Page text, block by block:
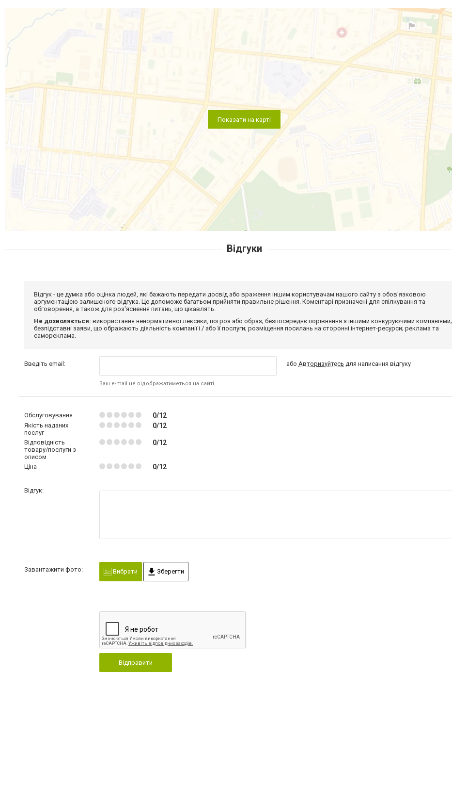
Показати на карті
Відгуки
Відгук - це думка або оцінка людей, які бажають передати досвід або враження іншим користувачам нашого сайту з обов'язковою
аргументацією залишеного відгука. Це допоможе багатьом прийняти правильне рішення. Коментарі призначені для спілкування та
обговорення, а також для роз'яснення питань, що цікавлять.
Не дозволяється: використання ненормативної лексики, погроз або образ; безпосереднє порівняння з іншими конкуруючими компаніями;
безпідставні заяви, що ображають діяльність компанії і / або її послуги; розміщення посилань на сторонні інтернет-ресурси; реклама та
самореклама.
Введіть email:
Ваш e-mail не відображатиметься на сайті
або Авторизуйтесь для написання відгуку
Обслуговування 0/12
Якість наданих
послуг
0/12
Відповідність
товару/послуги з
описом
0/12
Ціна 0/12
Відгук:
Завантажити фото: Вибрати Зберегти
Відправити